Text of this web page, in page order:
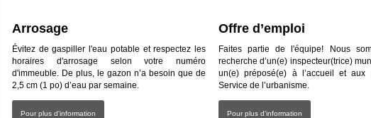
Arrosage
Évitez de gaspiller l'eau potable et respectez les
horaires d'arrosage selon votre numéro
d'immeuble. De plus, le gazon n’a besoin que de
2,5 cm (1 po) d’eau par semaine.
Pour plus d'information
Offre d’emploi
Faites partie de l'équipe! Nous
recherche d’un(e) inspecteur(trice)
un(e) préposé(e) à l’accueil et aux
Service de l’urbanisme.
Pour plus d'information